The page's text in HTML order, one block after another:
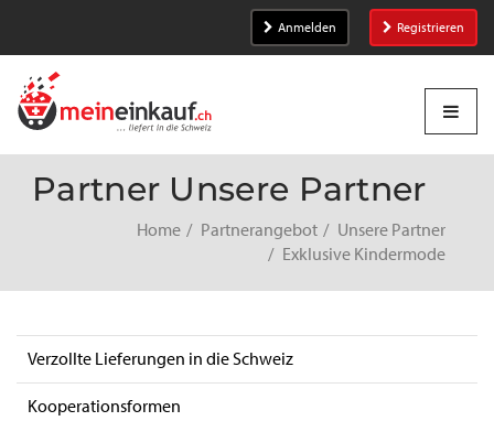
Anmelden Registrieren
Partner Unsere Partner
Home Partnerangebot
Unsere Partner
Exklusive Kindermode
Verzollte Lieferungen in die Schweiz
Kooperationsformen